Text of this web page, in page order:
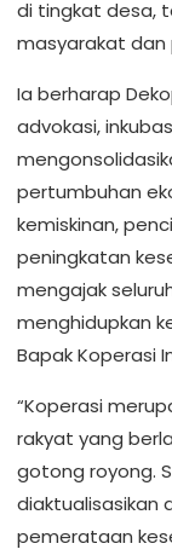
di tingkat desa,
masyarakat dan
Ia berharap
advokasi,
pertumbuhan
kemiskinan,
peningkatan
mengajak
menghidupkan
Bapak Koperasi
“Koperasi
rakyat yang
gotong royong.
diaktualisasikan
pemerataan